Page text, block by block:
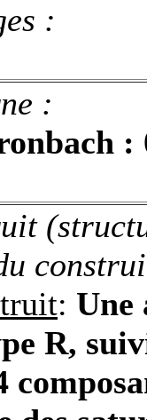
:
:
:
: Une
R,